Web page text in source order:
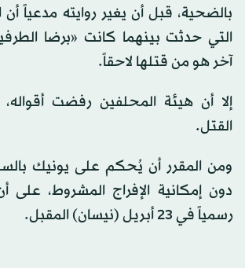
بالضحية، قبل أن يغير روايته مدعياً أن
التي حدثت بينهما كانت «برضا
آخر هو من قتلها لاحقاً.
إلا أن هيئة المحلفين رفضت أقواله،
القتل.
ومن المقرر أن يُحكم على يونيك
دون إمكانية الإفراج المشروط، على
رسمياً في 23 أبريل (نيسان) المقبل.